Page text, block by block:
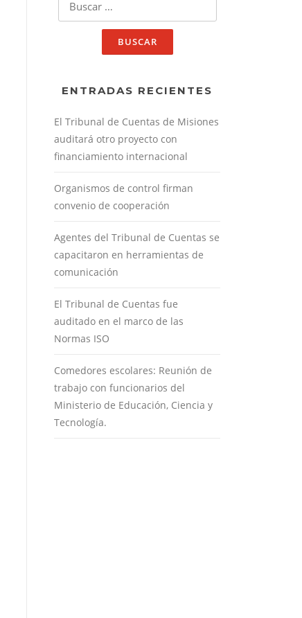
ENTRADAS RECIENTES
El Tribunal de Cuentas de Misiones
auditará otro proyecto con
financiamiento internacional
Organismos de control firman
convenio de cooperación
Agentes del Tribunal de Cuentas se
capacitaron en herramientas de
comunicación
El Tribunal de Cuentas fue
auditado en el marco de las
Normas ISO
Comedores escolares: Reunión de
trabajo con funcionarios del
Ministerio de Educación, Ciencia y
Tecnología.